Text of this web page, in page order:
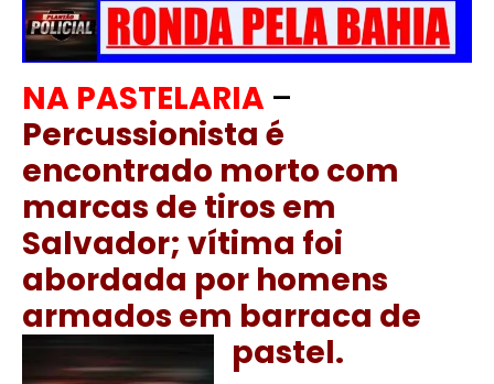
NA PASTELARIA –
Percussionista é
encontrado morto com
marcas de tiros em
Salvador; vítima foi
abordada por homens
armados em barraca de
pastel.